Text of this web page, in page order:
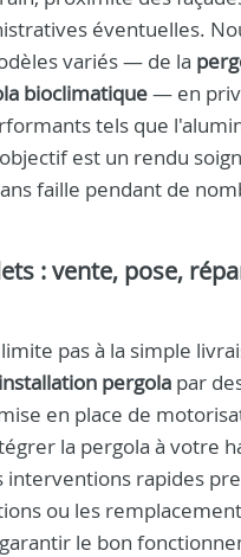
éventuelles.
variés — de la
bioclimatique— en
tels que
est un rendu
faille pendant de
: vente, pose,
pas à la simple
installation pergola par
en place de
la pergola à votre
interventions rapides
ou les
le bon